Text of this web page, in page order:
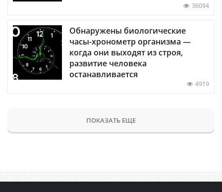
36094
Обнаружены биологические
часы-хронометр организма —
когда они выходят из строя,
развитие человека
останавливается
4919
ПОКАЗАТЬ ЕЩЕ